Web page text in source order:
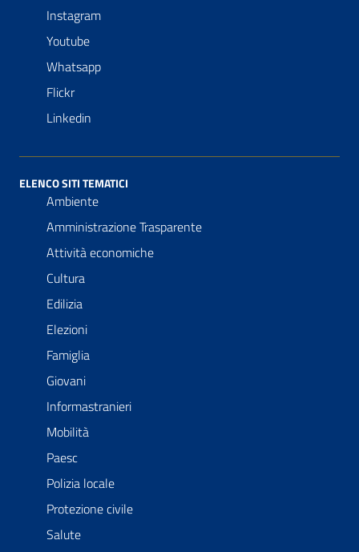
Instagram
Youtube
Whatsapp
Flickr
Linkedin
ELENCO SITI TEMATICI
Ambiente
Amministrazione Trasparente
Attività economiche
Cultura
Edilizia
Elezioni
Famiglia
Giovani
Informastranieri
Mobilità
Paesc
Polizia locale
Protezione civile
Salute